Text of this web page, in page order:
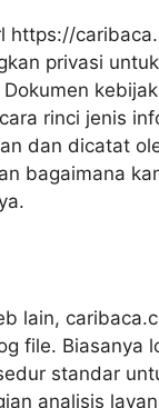
https://
privasi
rinci jenis
dan dicatat
bagaimana
lain,
file. Biasanya
standar
analisis